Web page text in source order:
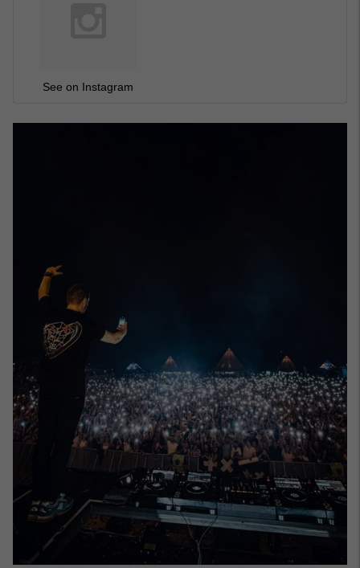
See on Instagram